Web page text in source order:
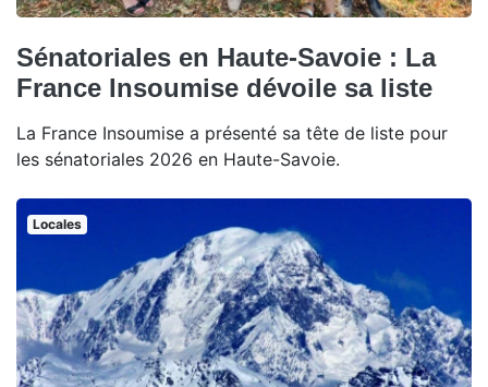
Sénatoriales en Haute-Savoie : La
France Insoumise dévoile sa liste
La France Insoumise a présenté sa tête de liste pour
les sénatoriales 2026 en Haute-Savoie.
Locales